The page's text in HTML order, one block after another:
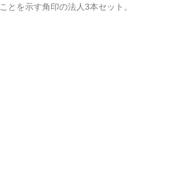
ことを示す角印の法人3本セット。